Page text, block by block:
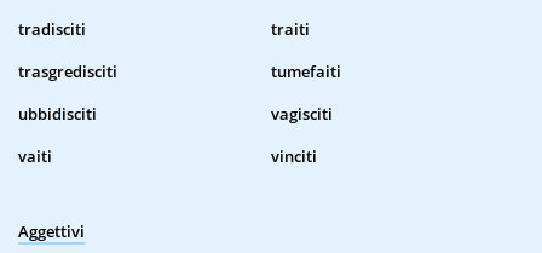
tradisciti
traiti
trasgredisciti
tumefaiti
ubbidisciti
vagisciti
vaiti
vinciti
Aggettivi